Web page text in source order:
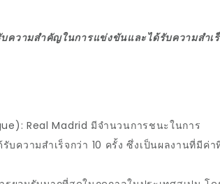
วามสำคัญในการแข่งขันและได้รับความสำเ
Real Madrid มีจำนวนการชนะในการ
ความสำเร็จกว่า 10 ครั้ง ซึ่งเป็นผลงานที่มีค่า